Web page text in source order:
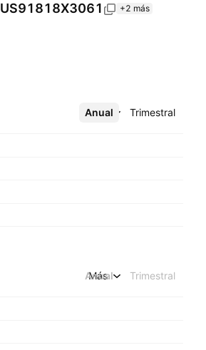
US91818X3061 +2 más
Anual Trimestral
Más
Anual Trimestral
Más